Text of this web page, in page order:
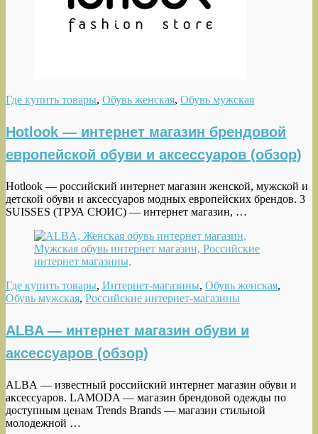
Где купить товары, Обувь женская, Обувь мужская
Hotlook — интернет магазин брендовой
европейской обуви и аксессуаров (обзор)
Hotlook — российский интернет магазин женской, мужской и
детской обуви и аксессуаров модных европейских брендов. 3
SUISSES (ТРУА СЮИС) — интернет магазин, …
Где купить товары, Интернет-магазины, Обувь женская,
Обувь мужская, Российские интернет-магазины
ALBA — интернет магазин обуви и
аксессуаров (обзор)
ALBA — известный российский интернет магазин обуви и
аксессуаров. LAMODA — магазин брендовой одежды по
доступным ценам Trends Brands — магазин стильной
молодежной …